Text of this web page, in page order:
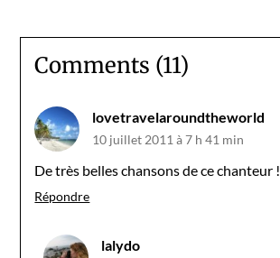
Comments (11)
lovetravelaroundtheworld
10 juillet 2011 à 7 h 41 min
De très belles chansons de ce chanteur !
Répondre
lalydo